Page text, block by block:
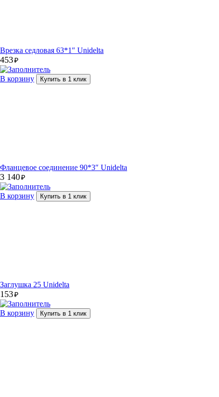
Врезка седловая 63*1″ Unidelta
453₽
В корзину Купить в 1 клик
Фланцевое соединение 90*3″ Unidelta
3 140₽
В корзину Купить в 1 клик
Заглушка 25 Unidelta
153₽
В корзину Купить в 1 клик